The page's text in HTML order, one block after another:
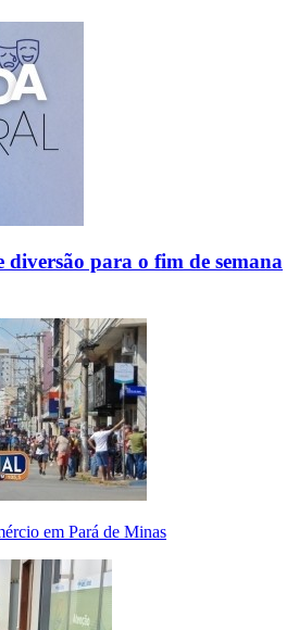
diversão para o fim de semana
em Pará de Minas